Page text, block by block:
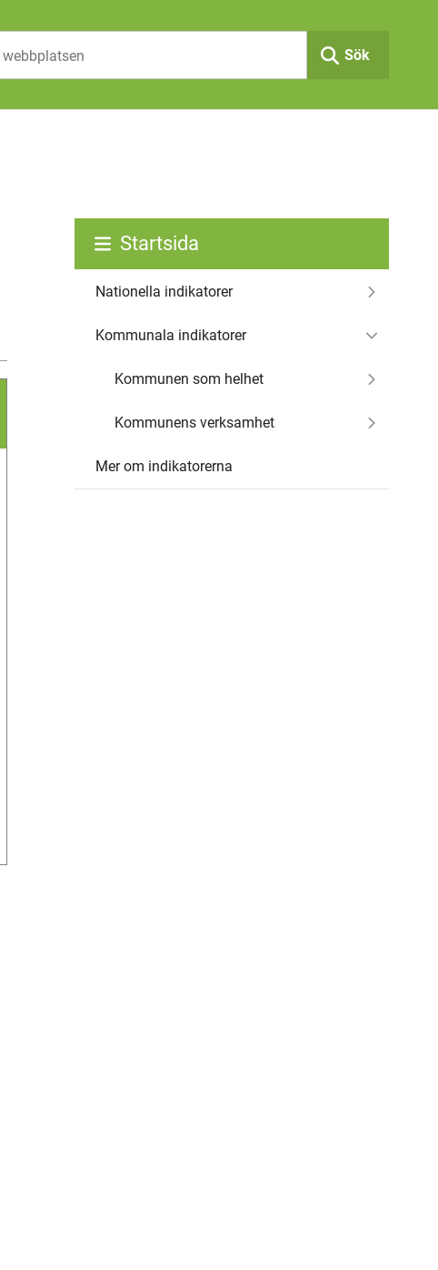
Sök
Startsida
Nationella indikatorer
Kommunala indikatorer
Kommunen som helhet
Kommunens verksamhet
Mer om indikatorerna